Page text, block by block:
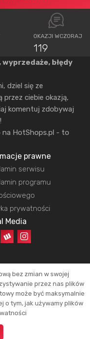
OKAZJI WCZORAJ
119
błędy
dziel się ze
przez ciebie okazją,
komentuj zdobywaj
na HotShops.pl - to
prawne
serwisu
programu
prywatności
Media
prawa zastrzeżone.
zakupów z naszych
działanie naszego portalu.
i wyłącznie od naszych
bez zmian w swojej
przez nas plików
może być maksymalnie
o tym, jak używamy plików